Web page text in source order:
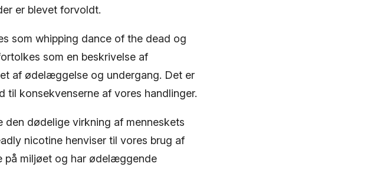
er blevet forvoldt.
som whipping dance of the dead og
som en beskrivelse af
af ødelæggelse og undergang. Det er
konsekvenserne af vores handlinger.
dødelige virkning af menneskets
nicotine henviser til vores brug af
på miljøet og har ødelæggende